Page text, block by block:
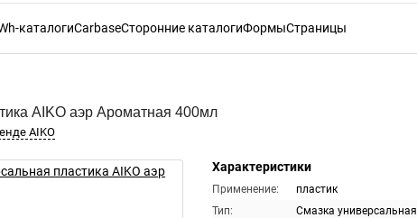
каталогиCarbaseСторонние каталогиФормыСтраницы
AIKO аэр Ароматная 400мл
AIKO
Характеристики
Применение:
пластик
Тип:
Смазка универсальная